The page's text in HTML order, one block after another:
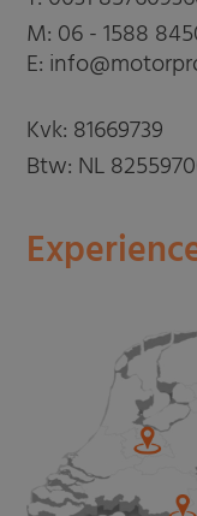
M: 06 - 1588
E:
Kvk: 81669739
Btw: NL